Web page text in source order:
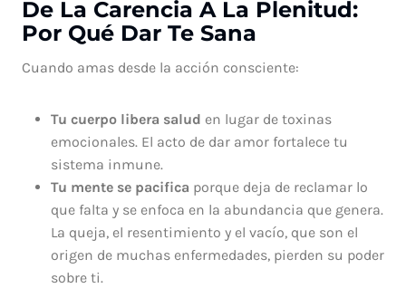
De La Carencia A La Plenitud:
Por Qué Dar Te Sana
Cuando amas desde la acción consciente:
Tu cuerpo libera salud en lugar de toxinas
emocionales. El acto de dar amor fortalece tu
sistema inmune.
Tu mente se pacifica porque deja de reclamar lo
que falta y se enfoca en la abundancia que genera.
La queja, el resentimiento y el vacío, que son el
origen de muchas enfermedades, pierden su poder
sobre ti.